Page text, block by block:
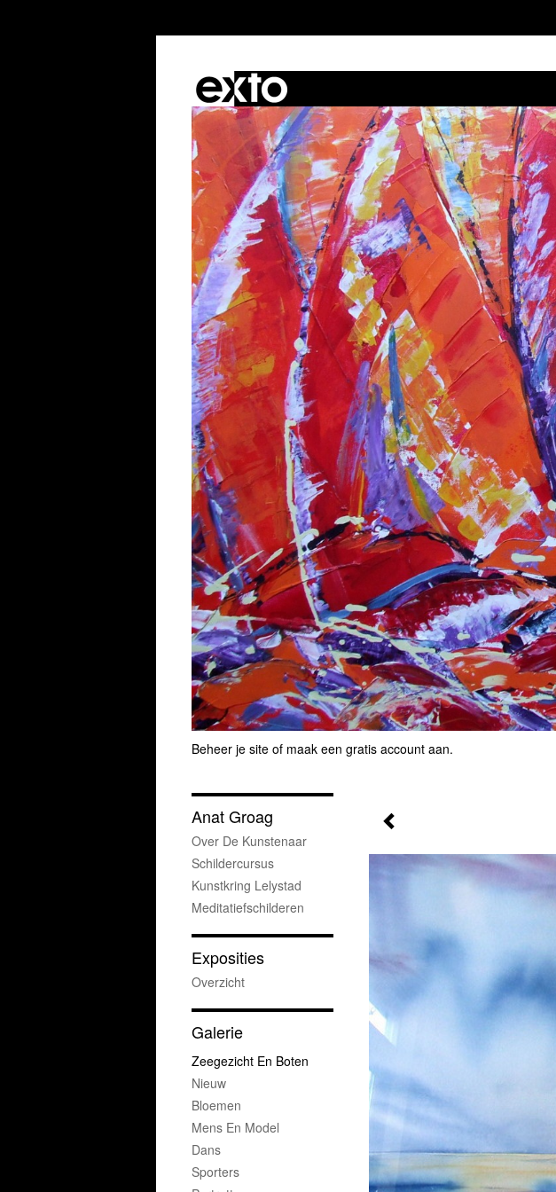
Beheer je site of maak een gratis account aan.
Anat Groag
Over De Kunstenaar
Schildercursus
Kunstkring Lelystad
Meditatiefschilderen
Exposities
Overzicht
Galerie
Zeegezicht En Boten
Nieuw
Bloemen
Mens En Model
Dans
Sporters